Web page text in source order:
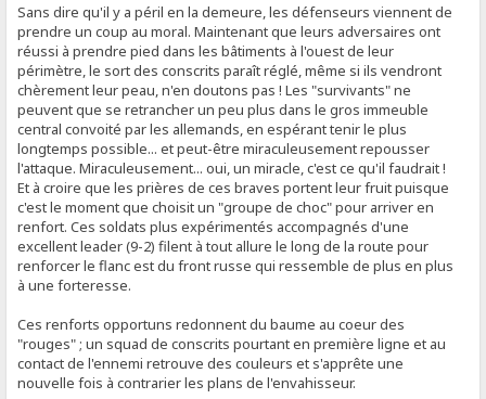
Sans dire qu'il y a péril en la demeure, les défenseurs viennent de
prendre un coup au moral. Maintenant que leurs adversaires ont
réussi à prendre pied dans les bâtiments à l'ouest de leur
périmètre, le sort des conscrits paraît réglé, même si ils vendront
chèrement leur peau, n'en doutons pas ! Les "survivants" ne
peuvent que se retrancher un peu plus dans le gros immeuble
central convoité par les allemands, en espérant tenir le plus
longtemps possible... et peut-être miraculeusement repousser
l'attaque. Miraculeusement... oui, un miracle, c'est ce qu'il faudrait !
Et à croire que les prières de ces braves portent leur fruit puisque
c'est le moment que choisit un "groupe de choc" pour arriver en
renfort. Ces soldats plus expérimentés accompagnés d'une
excellent leader (9-2) filent à tout allure le long de la route pour
renforcer le flanc est du front russe qui ressemble de plus en plus
à une forteresse.
Ces renforts opportuns redonnent du baume au coeur des
"rouges" ; un squad de conscrits pourtant en première ligne et au
contact de l'ennemi retrouve des couleurs et s'apprête une
nouvelle fois à contrarier les plans de l'envahisseur.